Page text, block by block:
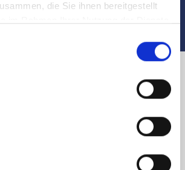
die Sie ihnen bereitgestellt
in Nürnberg
und Umland: